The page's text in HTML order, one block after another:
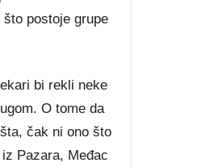
postoje grupe
bi rekli neke
O tome da
čak ni ono što
Pazara, Međac